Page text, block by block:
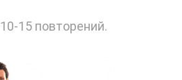
10-15 повторений.